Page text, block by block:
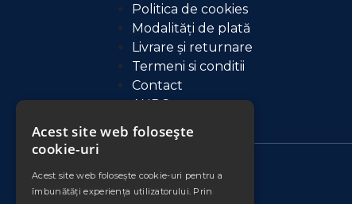
Politica de cookies
Modalități de plată
Livrare și returnare
Termeni si conditii
Contact
ANPC
Acest site web folosește
cookie-uri
Acest site web folosește cookie-uri pentru a
îmbunătăți experiența utilizatorului. Prin